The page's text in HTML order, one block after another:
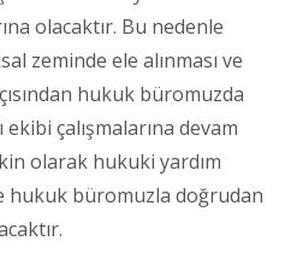
olacaktır. Bu nedenle
zeminde ele alınması ve
hukuk büromuzda
çalışmalarına devam
olarak hukuki yardım
hukuk büromuzla doğrudan